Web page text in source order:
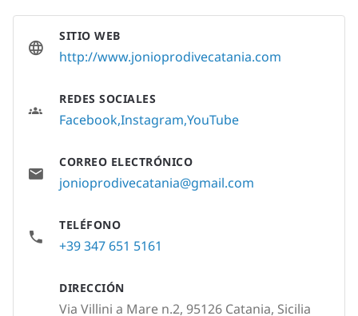
SITIO WEB
http://www.jonioprodivecatania.com
REDES SOCIALES
FacebookInstagram YouTube
CORREO ELECTRÓNICO
jonioprodivecatania@gmail.com
TELÉFONO
+39 347 651 5161
DIRECCIÓN
Via Villini a Mare n.2, 95126 Catania, Sicilia